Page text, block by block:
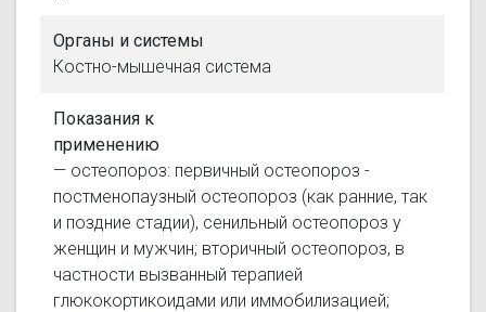
Органы и системы
Костно-мышечная система
Показания к
применению
— остеопороз: первичный остеопороз -
постменопаузный остеопороз (как ранние, так
и поздние стадии), сенильный остеопороз у
женщин и мужчин; вторичный остеопороз, в
частности вызванный терапией
глюкокортикоидами или иммобилизацией;